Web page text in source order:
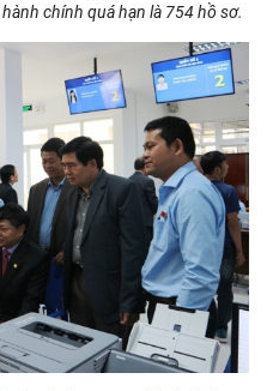
chính quá hạn là 754 hồ sơ.